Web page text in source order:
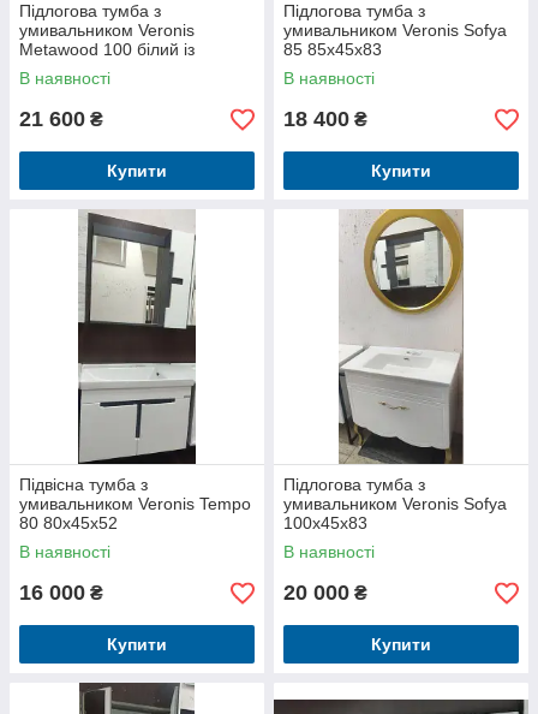
Підлогова тумба з
умивальником Veronis
Metawood 100 білий із
чорним 100х45х84
В наявності
21 600 ₴
Купити
Підлогова тумба з
умивальником Veronis Sofya
85 85х45х83
В наявності
18 400 ₴
Купити
Підвісна тумба з
умивальником Veronis Tempo
80 80х45х52
В наявності
16 000 ₴
Купити
Підлогова тумба з
умивальником Veronis Sofya
100х45х83
В наявності
20 000 ₴
Купити